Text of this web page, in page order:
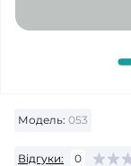
Модель: 053
Відгуки: 0